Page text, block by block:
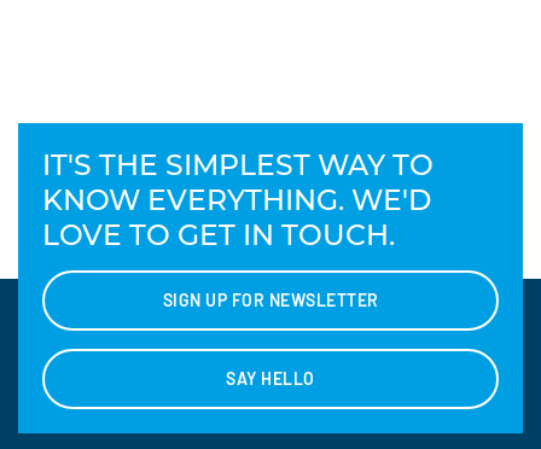
IT'S THE SIMPLEST WAY TO
KNOW EVERYTHING. WE'D
LOVE TO GET IN TOUCH.
SIGN UP FOR NEWSLETTER
SAY HELLO